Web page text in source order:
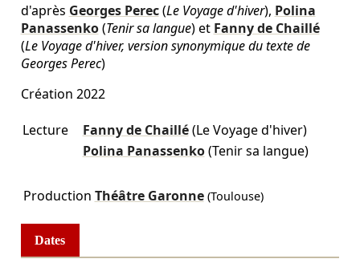
d'après Georges Perec(Le Voyage d'hiver), Polina
Panassenko(Tenir sa langue) et Fanny de Chaillé
(Le Voyage d'hiver, version synonymique du texte de
Georges Perec)
Création 2022
Lecture Fanny de Chaillé (Le Voyage d'hiver)
Polina Panassenko (Tenir sa langue)
Production Théâtre Garonne(Toulouse)
Dates